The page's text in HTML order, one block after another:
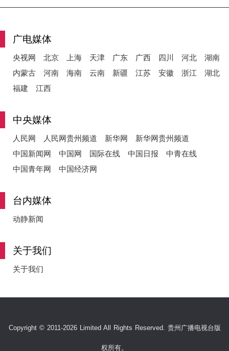
广电媒体
央视网 北京 上海 天津 广东 广西 四川 河北
湖南
内蒙古
河南 海南 云南 新疆 江苏 安徽 浙江
湖北
福建
江西
中央媒体
人民网 人民网贵州频道 新华网
新华网贵州频道
中国新闻网
中国网 国际在线 中国日报
中青在线
中国青年网
中国经济网
台内媒体
动静新闻
关于我们
关于我们
Copyright © 2011-2026 Limited All Rights Reserved. 贵州广播电视台版
权所有。